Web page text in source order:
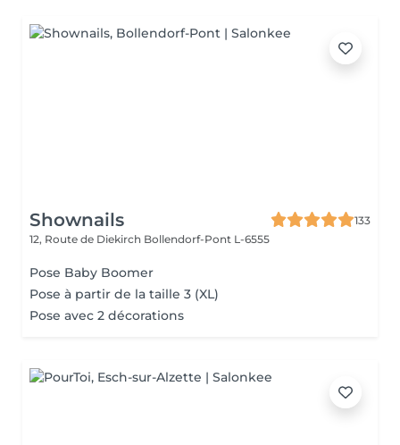
Shownails
133
12, Route de Diekirch Bollendorf-Pont L-6555
Pose Baby Boomer
Pose à partir de la taille 3 (XL)
Pose avec 2 décorations